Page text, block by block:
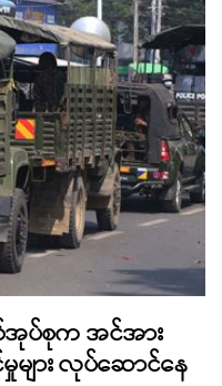
စ်အုပ်စုက အင်အား
များ လုပ်ဆောင်နေ